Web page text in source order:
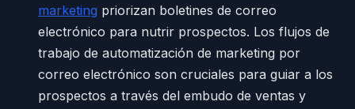
marketing priorizan boletines de correo
electrónico para nutrir prospectos. Los flujos de
trabajo de automatización de marketing por
correo electrónico son cruciales para guiar a los
prospectos a través del embudo de ventas y